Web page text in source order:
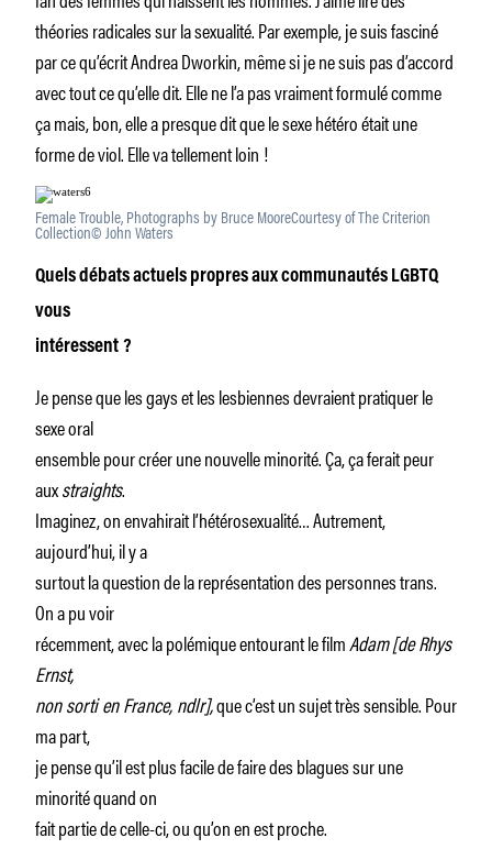
théories radicales sur la sexualité. Par exemple, je suis fasciné
par ce qu’écrit Andrea Dworkin, même si je ne suis pas d’accord
avec tout ce qu’elle dit. Elle ne l’a pas vraiment formulé comme
ça mais, bon, elle a presque dit que le sexe hétéro était une
forme de viol. Elle va tellement loin !
Female Trouble, Photographs by Bruce MooreCourtesy of The Criterion
Collection© John Waters
Quels débats actuels propres aux communautés LGBTQ
vous
intéressent ?
Je pense que les gays et les lesbiennes devraient pratiquer le
sexe oral
ensemble pour créer une nouvelle minorité. Ça, ça ferait peur
auxstraights.
Imaginez, on envahirait l’hétérosexualité… Autrement,
aujourd’hui, il y a
surtout la question de la représentation des personnes trans.
On a pu voir
récemment, avec la polémique entourant le filmAdam[de Rhys
Ernst,
non sorti en France, ndlr],que c’est un sujet très sensible. Pour
ma part,
je pense qu’il est plus facile de faire des blagues sur une
minorité quand on
fait partie de celle-ci, ou qu’on en est proche.